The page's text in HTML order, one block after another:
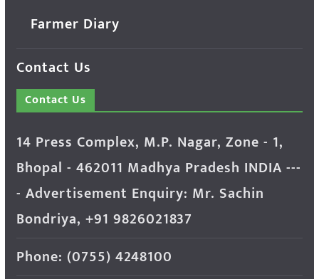
Farmer Diary
Contact Us
Contact Us
14 Press Complex, M.P. Nagar, Zone - 1,
Bhopal - 462011 Madhya Pradesh INDIA ---
- Advertisement Enquiry: Mr. Sachin
Bondriya, +91 9826021837
Phone: (0755) 4248100